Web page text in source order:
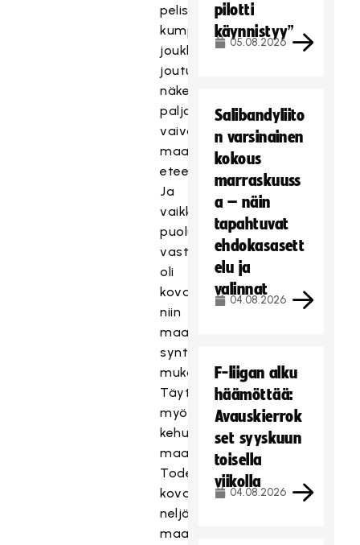
pelissä
kumpikin
joukkue
joutui
näkemään
paljon
vaivaa
maalintekopaikkojen
eteen.
Ja
vaikka
puolustuksellinen
vaste
oli
kova,
niin
maalipaikkoja
syntyi
mukavasti.
Täytyy
myös
kehua
maalivahteja.
Todella
kovat
neljä
maalivahtia
pilotti
käynnistyy”
05.08.2026
Salibandyliito
n varsinainen
kokous
marraskuuss
a – näin
tapahtuvat
ehdokasasett
elu ja
valinnat
04.08.2026
F-liigan alku
häämöttää:
Avauskierrok
set syyskuun
toisella
viikolla
04.08.2026